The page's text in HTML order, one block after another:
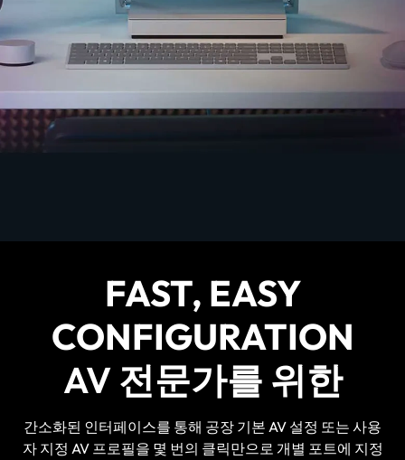
FAST, EASY
CONFIGURATION
AV 전문가를 위한
간소화된 인터페이스를 통해 공장 기본 AV 설정 또는 사용
자 지정 AV 프로필을 몇 번의 클릭만으로 개별 포트에 지정